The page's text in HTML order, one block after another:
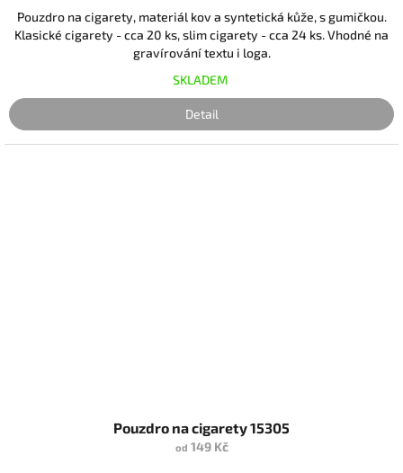
Pouzdro na cigarety, materiál kov a syntetická kůže, s gumičkou.
Klasické cigarety - cca 20 ks, slim cigarety - cca 24 ks. Vhodné na
gravírování textu i loga.
SKLADEM
Detail
Pouzdro na cigarety 15305
od 149 Kč